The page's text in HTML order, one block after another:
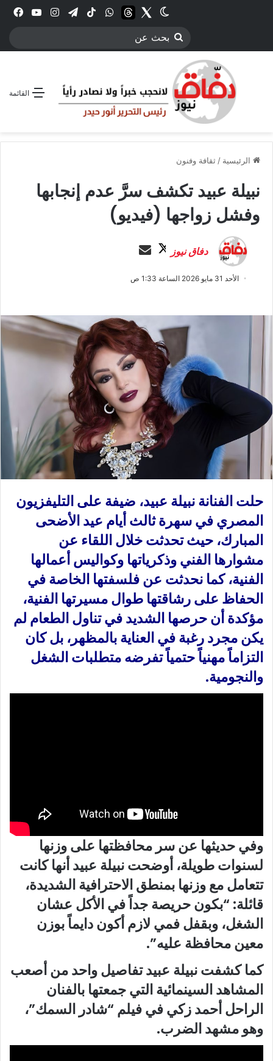
انستقرامتيلقرام‫TikTokواتسابthreadsTwitter
الوضع المظلم
بحث
القائمة
الرئيسية /ثقافة وفنون
نبيلة عبيد تكشف سرَّ عدم إنجابها
وفشل زواجها (فيديو)
دفاق نيوز
ت
ب
ل
ى
X
س
ر
ي
د
ا
ل
ك
ت
ر
و
ن
ي
الأحد 31 مايو 2026 الساعة 1:33 ص
حلت الفنانة نبيلة عبيد، ضيفة على التليفزيون
المصري في سهرة ثالث أيام عيد الأضحى
المبارك، حيث تحدثت خلال اللقاء عن
مشوارها الفني وذكرياتها وكواليس أعمالها
الفنية، كما نحدثت عن فلسفتها الخاصة في
الحفاظ على رشاقتها طوال مسيرتها الفنية،
مؤكدة أن حرصها الشديد في تناول الطعام لم
يكن مجرد رغبة في العناية بالمظهر، بل كان
التزاماً مهنياً حتمياً تفرضه متطلبات الشغل
والنجومية.
وفي حديثها عن سر محافظتها على وزنها
لسنوات طويلة، أوضحت نبيلة عبيد أنها كانت
تتعامل مع وزنها بمنطق الاحترافية الشديدة،
قائلة: “بكون حريصة جداً في الأكل عشان
الشغل، وبقفل فمي لازم أكون دايماً بوزن
معين محافظة عليه”.
كما كشفت نبيلة عبيد تفاصيل واحد من أصعب
المشاهد السينمائية التي جمعتها بالفنان
الراحل أحمد زكي في فيلم “شادر السمك”،
وهو مشهد الضرب.